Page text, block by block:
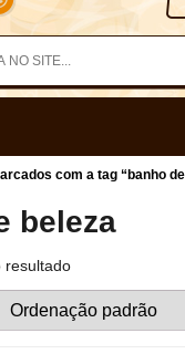
com a tag “banho
beleza
resultado